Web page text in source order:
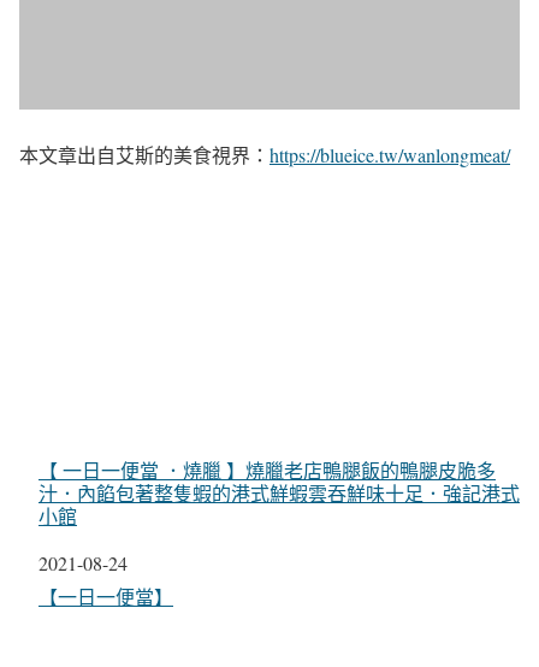
本文章出自艾斯的美食視界： https://blueice.tw/wanlongmeat/
【 一日一便當 ．燒臘 】燒臘老店鴨腿飯的鴨腿皮脆多
汁．內餡包著整隻蝦的港式鮮蝦雲吞鮮味十足．強記港式
小館
日期
2021-08-24
關於
【一日一便當】